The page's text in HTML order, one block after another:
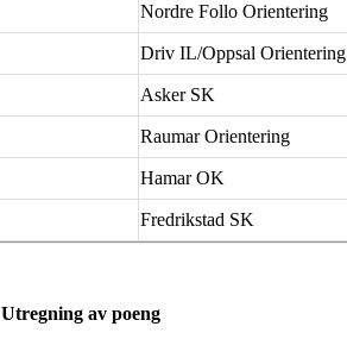
Nordre Follo Orientering
Driv IL/Oppsal Orientering
Asker SK
Raumar Orientering
Hamar OK
Fredrikstad SK
Utregning av poeng